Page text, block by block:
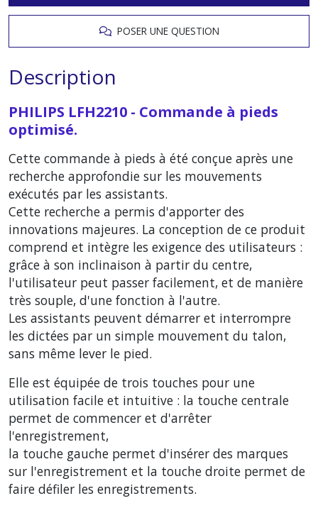
POSER UNE QUESTION
Description
PHILIPS LFH2210 - Commande à pieds
optimisé.
Cette commande à pieds à été conçue après une
recherche approfondie sur les mouvements
exécutés par les assistants.
Cette recherche a permis d'apporter des
innovations majeures. La conception de ce produit
comprend et intègre les exigence des utilisateurs :
grâce à son inclinaison à partir du centre,
l'utilisateur peut passer facilement, et de manière
très souple, d'une fonction à l'autre.
Les assistants peuvent démarrer et interrompre
les dictées par un simple mouvement du talon,
sans même lever le pied.
Elle est équipée de trois touches pour une
utilisation facile et intuitive : la touche centrale
permet de commencer et d'arrêter
l'enregistrement,
la touche gauche permet d'insérer des marques
sur l'enregistrement et la touche droite permet de
faire défiler les enregistrements.